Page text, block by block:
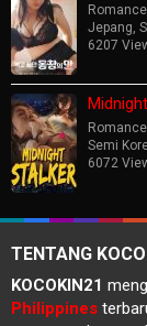
Romance
Jepang,
6207
Romance
Semi
6072
TENTANG
KOCOKIN21
Philippines